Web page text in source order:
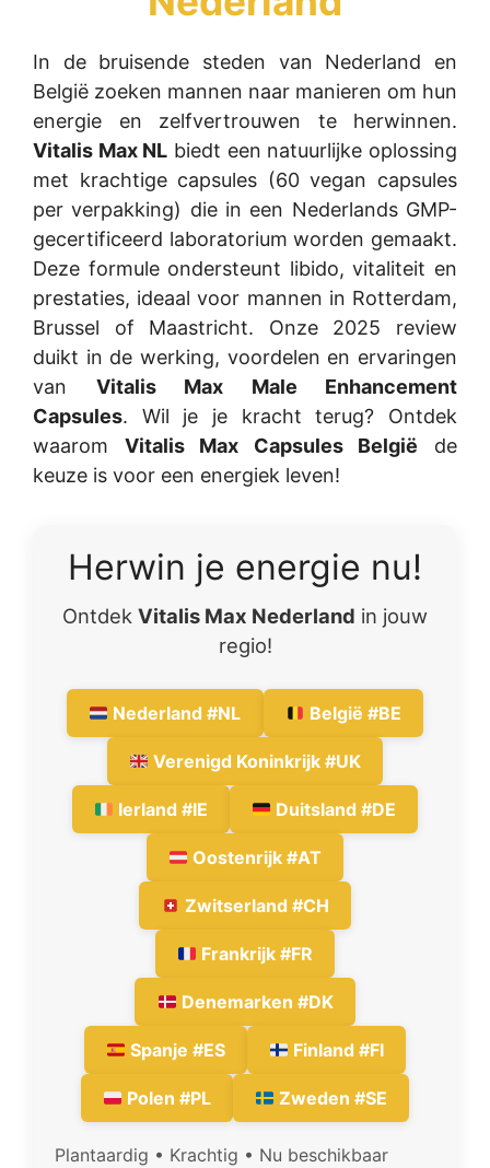
In de bruisende steden van Nederland en
België zoeken mannen naar manieren om hun
energie en zelfvertrouwen te herwinnen.
Vitalis Max NL biedt een natuurlijke oplossing
met krachtige capsules (60 vegan capsules
per verpakking) die in een Nederlands GMP-
gecertificeerd laboratorium worden gemaakt.
Deze formule ondersteunt libido, vitaliteit en
prestaties, ideaal voor mannen in Rotterdam,
Brussel of Maastricht. Onze 2025 review
duikt in de werking, voordelen en ervaringen
van Vitalis Max Male Enhancement
Capsules. Wil je je kracht terug? Ontdek
waarom Vitalis Max Capsules België de
keuze is voor een energiek leven!
Herwin je energie nu!
Ontdek Vitalis Max Nederland in jouw
regio!
Nederland #NL België #BE
Verenigd Koninkrijk #UK
Ierland #IE Duitsland #DE
Oostenrijk #AT
Zwitserland #CH
Frankrijk #FR
Denemarken #DK
Spanje #ES Finland #FI
Polen #PL Zweden #SE
Plantaardig • Krachtig • Nu beschikbaar